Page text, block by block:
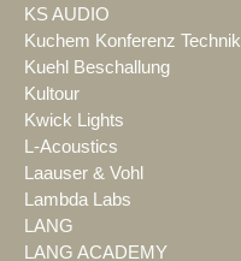
KS AUDIO
Kuchem Konferenz Technik
Kuehl Beschallung
Kultour
Kwick Lights
L-Acoustics
Laauser & Vohl
Lambda Labs
LANG
LANG ACADEMY